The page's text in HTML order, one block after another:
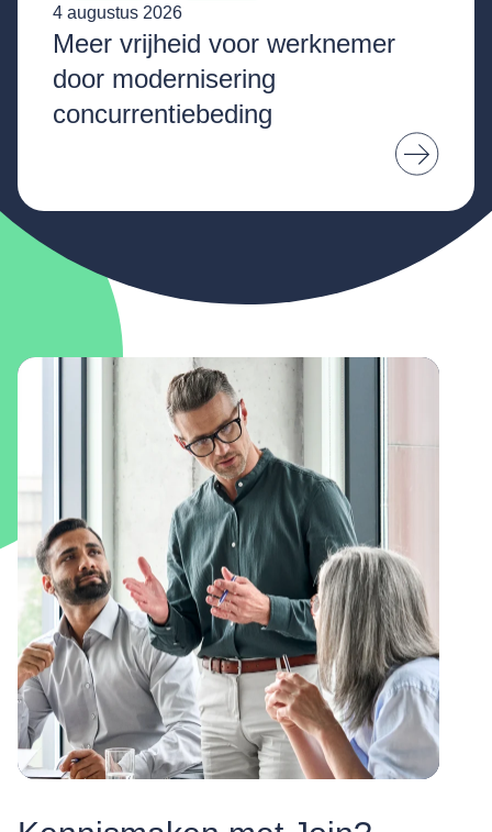
4 augustus 2026
Meer vrijheid voor werknemer
door modernisering
concurrentiebeding